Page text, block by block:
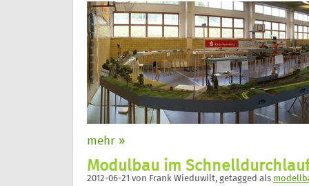
mehr »
Modulbau im
2012-06-21 von Frank Wieduwilt, getagged als